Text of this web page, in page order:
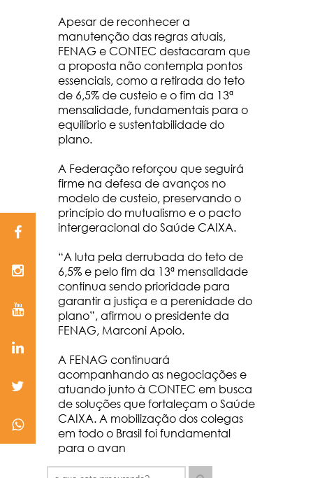
Apesar de reconhecer a
manutenção das regras atuais,
FENAG e CONTEC destacaram que
a proposta não contempla pontos
essenciais, como a retirada do teto
de 6,5% de custeio e o fim da 13ª
mensalidade, fundamentais para o
equilíbrio e sustentabilidade do
plano.
A Federação reforçou que seguirá
firme na defesa de avanços no
modelo de custeio, preservando o
princípio do mutualismo e o pacto
intergeracional do Saúde CAIXA.
“A luta pela derrubada do teto de
6,5% e pelo fim da 13ª mensalidade
continua sendo prioridade para
garantir a justiça e a perenidade do
plano”, afirmou o presidente da
FENAG, Marconi Apolo.
A FENAG continuará
acompanhando as negociações e
atuando junto à CONTEC em busca
de soluções que fortaleçam o Saúde
CAIXA. A mobilização dos colegas
em todo o Brasil foi fundamental
para o avan